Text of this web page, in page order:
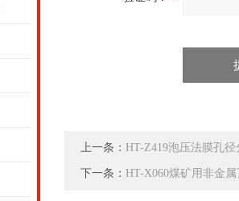
上一条： HT-Z419泡压法膜孔
下一条： HT-X060煤矿用非金